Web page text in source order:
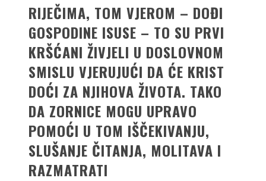
RIJEČIMA, TOM VJEROM – DOĐI
GOSPODINE ISUSE – TO SU PRVI
KRŠĆANI ŽIVJELI U DOSLOVNOM
SMISLU VJERUJUĆI DA ĆE KRIST
DOĆI ZA NJIHOVA ŽIVOTA. TAKO
DA ZORNICE MOGU UPRAVO
POMOĆI U TOM IŠČEKIVANJU,
SLUŠANJE ČITANJA, MOLITAVA I
RAZMATRATI